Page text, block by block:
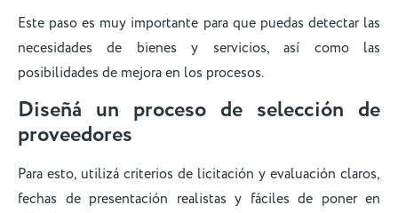
Este paso es muy importante para que puedas detectar las
necesidades de bienes y servicios, así como las
posibilidades de mejora en los procesos.
Diseñá un proceso de selección de
proveedores
Para esto, utilizá criterios de licitación y evaluación claros,
fechas de presentación realistas y fáciles de poner en